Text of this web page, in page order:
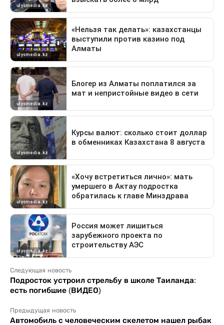
Следующая новость
Подросток устроил стрельбу в школе Таиланда:
есть погибшие (ВИДЕО)
Предыдущая новость
Автомобиль с человеческим скелетом нашел рыбак